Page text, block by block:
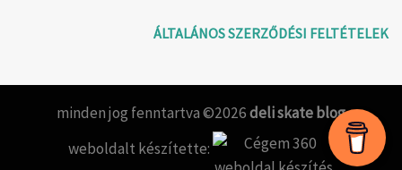
ÁLTALÁNOS SZERZŐDÉSI FELTÉTELEK
minden jog fenntartva ©2026deli skate blog
weboldalt készítette: